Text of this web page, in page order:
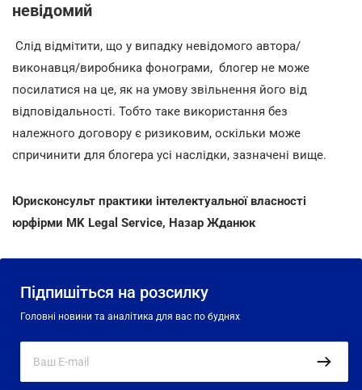
невідомий
Слід відмітити, що у випадку невідомого автора/
виконавця/виробника фонограми, блогер не може
посилатися на це, як на умову звільнення його від
відповідальності. Тобто таке використання без
належного договору є ризиковим, оскільки може
спричинити для блогера усі наслідки, зазначені вище.
Юрисконсульт практики інтелектуальної власності
юрфірми MK Legal Service, Назар Жданюк
Підпишіться на розсилку
Головні новини та аналітика для вас по буднях